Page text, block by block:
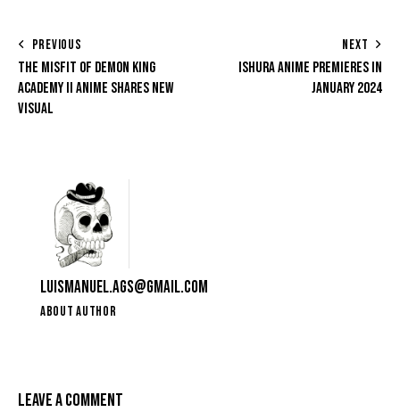
PREVIOUS
THE MISFIT OF DEMON KING
ACADEMY II ANIME SHARES NEW
VISUAL
NEXT
ISHURA ANIME PREMIERES IN
JANUARY 2024
LUISMANUEL.AGS@GMAIL.COM
ABOUT AUTHOR
LEAVE A COMMENT